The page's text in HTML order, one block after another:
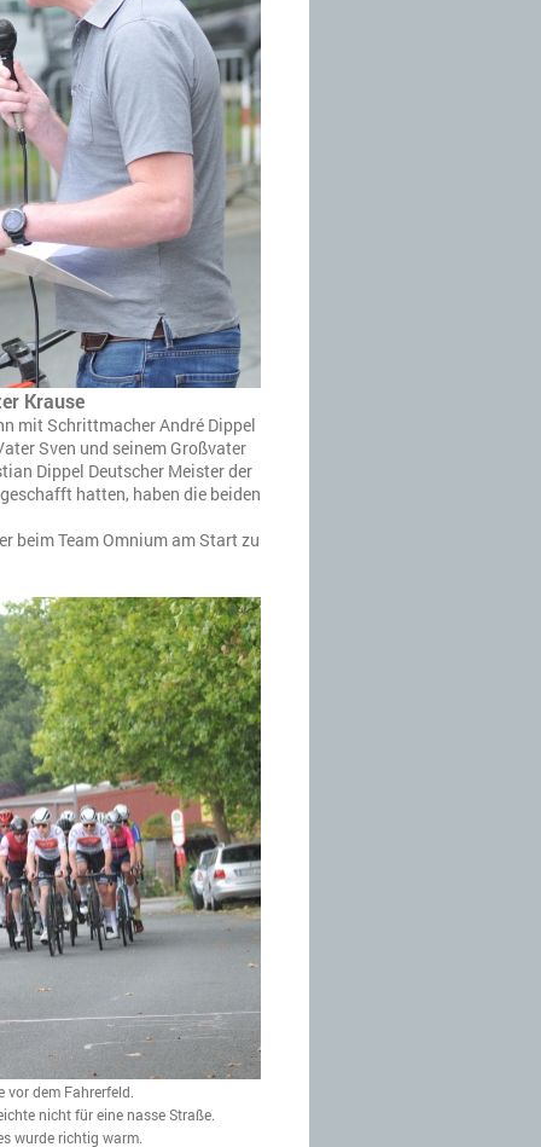
Krause
mit Schrittmacher André Dippel
Sven und seinem Großvater
Dippel Deutscher Meister der
hatten, haben die beiden
beim Team Omnium am Start zu
vor dem Fahrerfeld.
nicht für eine nasse Straße.
wurde richtig warm.